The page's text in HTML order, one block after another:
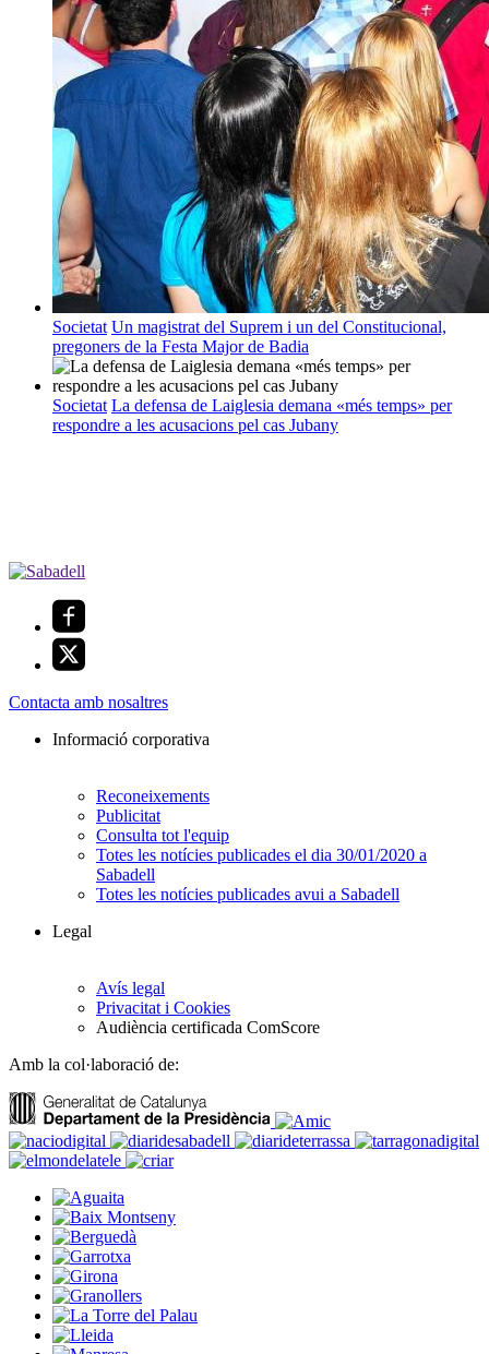
Societat Un magistrat del Suprem i un del Constitucional,
pregoners de la Festa Major de Badia
Societat La defensa de Laiglesia demana «més temps» per
respondre a les acusacions pel cas Jubany
Contacta amb nosaltres
Informació corporativa
Reconeixements
Publicitat
Consulta tot l'equip
Totes les notícies publicades el dia 30/01/2020 a
Sabadell
Totes les notícies publicades avui a Sabadell
Legal
Avís legal
Privacitat i Cookies
Audiència certificada ComScore
Amb la col·laboració de: